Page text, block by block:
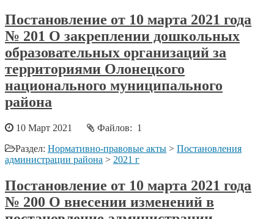
Постановление от 10 марта 2021 года
№ 201 О закреплении дошкольных
образовательных организаций за
территориями Олонецкого
национального муниципального
района
10 Март 2021
Файлов: 1
Раздел: Нормативно-правовые акты > Постановления
администрации района > 2021 г
Постановление от 10 марта 2021 года
№ 200 О внесении изменений в